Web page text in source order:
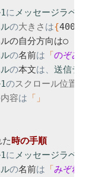
にメッセージラベル
の大きさ は{400
の名前は 「のぞみ
の本文は、 送信テキ
のスクロール位置
内容は 「
にメッセージラベル
の名前は 「みぞれ